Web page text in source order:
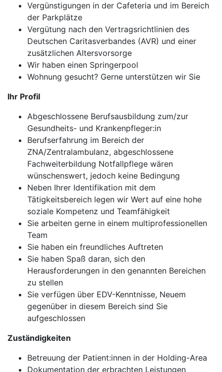
Vergünstigungen in der Cafeteria und im Bereich
der Parkplätze
Vergütung nach den Vertragsrichtlinien des
Deutschen Caritasverbandes (AVR) und einer
zusätzlichen Altersvorsorge
Wir haben einen Springerpool
Wohnung gesucht? Gerne unterstützen wir Sie
Ihr Profil
Abgeschlossene Berufsausbildung zum/zur
Gesundheits- und Krankenpfleger:in
Berufserfahrung im Bereich der
ZNA/Zentralambulanz, abgeschlossene
Fachweiterbildung Notfallpflege wären
wünschenswert, jedoch keine Bedingung
Neben Ihrer Identifikation mit dem
Tätigkeitsbereich legen wir Wert auf eine hohe
soziale Kompetenz und Teamfähigkeit
Sie arbeiten gerne in einem multiprofessionellen
Team
Sie haben ein freundliches Auftreten
Sie haben Spaß daran, sich den
Herausforderungen in den genannten Bereichen
zu stellen
Sie verfügen über EDV-Kenntnisse, Neuem
gegenüber in diesem Bereich sind Sie
aufgeschlossen
Zuständigkeiten
Betreuung der Patient:innen in der Holding-Area
Dokumentation der erbrachten Leistungen